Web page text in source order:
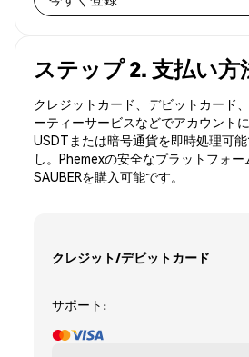
ステップ 2. 支払い方
クレジットカード、デビットカード
ーティーサービスなどでアカウント
USDTまたは暗号通貨を即時処理可
し。Phemexの安全なプラットフォ
SAUBERを購入可能です。
クレジット/デビットカード
サポート: